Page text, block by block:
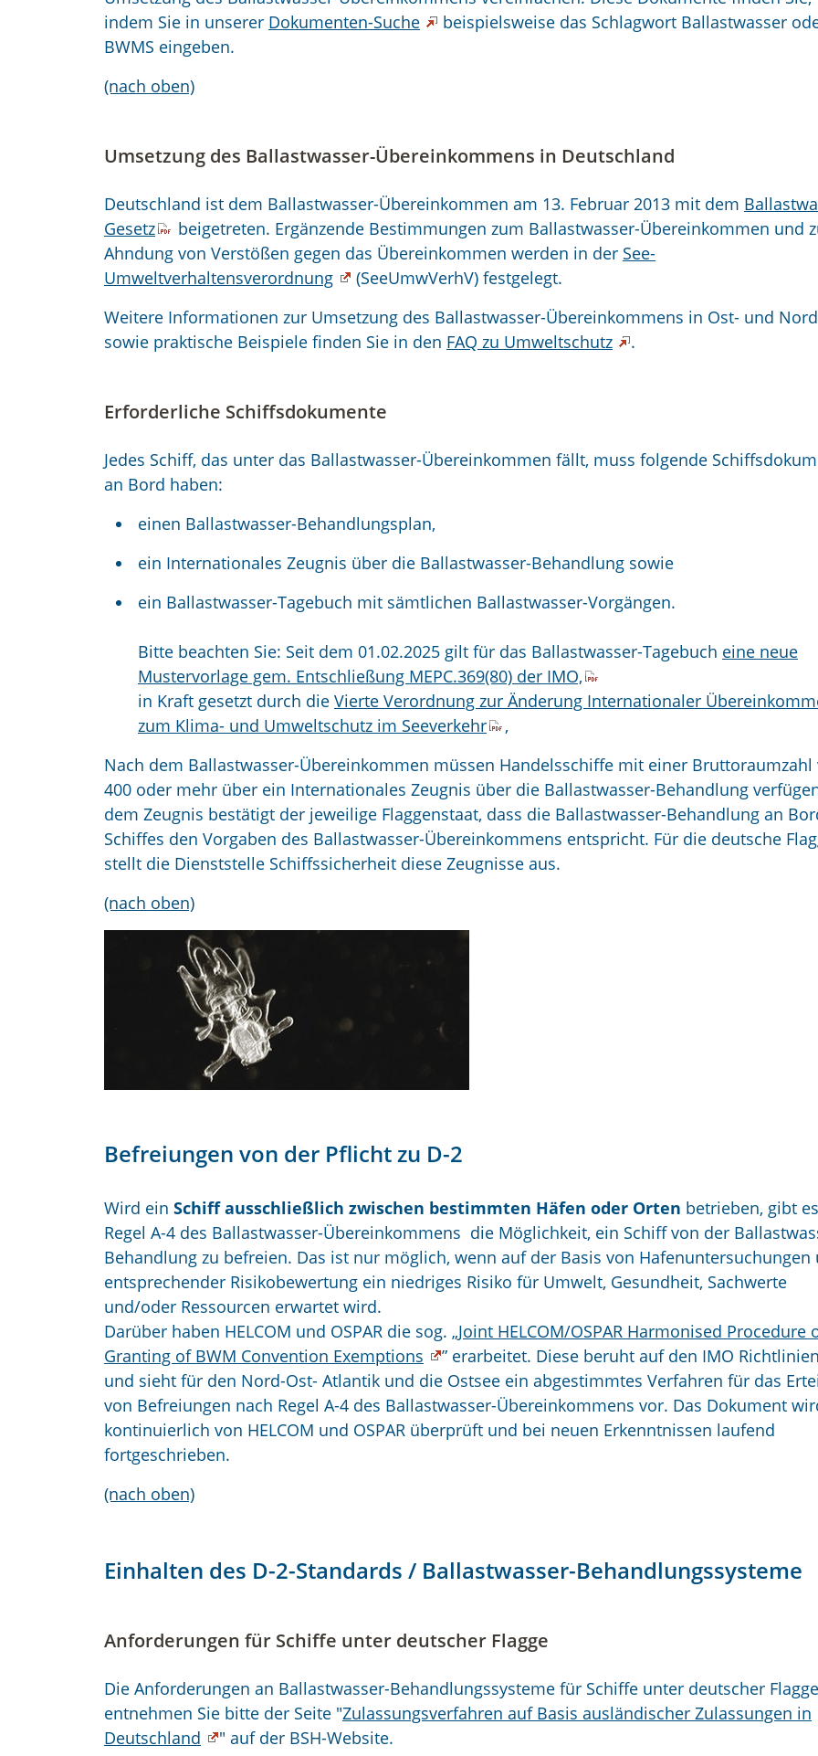
indem Sie in unserer Dokumenten-Suche
beispielsweise das Schlagwort Ballastwasser
BWMS eingeben.
(nach oben)
Umsetzung des Ballastwasser-Übereinkommens in Deutschland
Deutschland ist dem Ballastwasser-Übereinkommen am 13. Februar 2013 mit dem
Gesetz
beigetreten. Ergänzende Bestimmungen zum Ballastwasser-Übereinkommen und
Ahndung von Verstößen gegen das Übereinkommen werden in der See-
Umweltverhaltensverordnung
(SeeUmwVerhV) festgelegt.
Weitere Informationen zur Umsetzung des Ballastwasser-Übereinkommens in Ost- und
sowie praktische Beispiele finden Sie in den FAQ zu Umweltschutz .
Erforderliche Schiffsdokumente
Jedes Schiff, das unter das Ballastwasser-Übereinkommen fällt, muss folgende
an Bord haben:
einen Ballastwasser-Behandlungsplan,
ein Internationales Zeugnis über die Ballastwasser-Behandlung sowie
ein Ballastwasser-Tagebuch mit sämtlichen Ballastwasser-Vorgängen.
Bitte beachten Sie: Seit dem 01.02.2025 gilt für das Ballastwasser-Tagebuch eine neue
Mustervorlage gem. Entschließung MEPC.369(80) der IMO,
in Kraft gesetzt durch die Vierte Verordnung zur Änderung Internationaler
zum Klima- und Umweltschutz im Seeverkehr
,
Nach dem Ballastwasser-Übereinkommen müssen Handelsschiffe mit einer Bruttoraumzahl
400 oder mehr über ein Internationales Zeugnis über die Ballastwasser-Behandlung
dem Zeugnis bestätigt der jeweilige Flaggenstaat, dass die Ballastwasser-Behandlung an
Schiffes den Vorgaben des Ballastwasser-Übereinkommens entspricht. Für die deutsche
stellt die Dienststelle Schiffssicherheit diese Zeugnisse aus.
(nach oben)
Befreiungen von der Pflicht zu D-2
Wird ein Schiff ausschließlich zwischen bestimmten Häfen oder Orten betrieben, gibt
Regel A-4 des Ballastwasser-Übereinkommens die Möglichkeit, ein Schiff von der
Behandlung zu befreien. Das ist nur möglich, wenn auf der Basis von Hafenuntersuchungen
entsprechender Risikobewertung ein niedriges Risiko für Umwelt, Gesundheit, Sachwerte
und/oder Ressourcen erwartet wird.
Darüber haben HELCOM und OSPAR die sog. „Joint HELCOM/OSPAR Harmonised Procedure
Granting of BWM Convention Exemptions
” erarbeitet. Diese beruht auf den IMO
und sieht für den Nord-Ost- Atlantik und die Ostsee ein abgestimmtes Verfahren für das
von Befreiungen nach Regel A-4 des Ballastwasser-Übereinkommens vor. Das Dokument
kontinuierlich von HELCOM und OSPAR überprüft und bei neuen Erkenntnissen laufend
fortgeschrieben.
(nach oben)
Einhalten des D-2-Standards / Ballastwasser-Behandlungssysteme
Anforderungen für Schiffe unter deutscher Flagge
Die Anforderungen an Ballastwasser-Behandlungssysteme für Schiffe unter deutscher Flagge
entnehmen Sie bitte der Seite "Zulassungsverfahren auf Basis ausländischer Zulassungen in
Deutschland
" auf der BSH-Website.